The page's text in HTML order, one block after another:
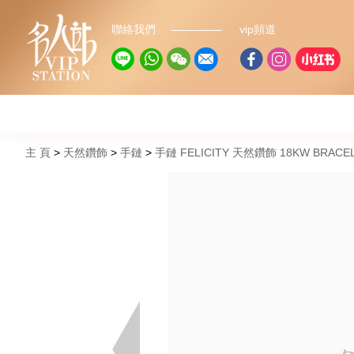
聯絡我們 vip頻道
主 頁 天然鑽飾 手鏈 手鏈 FELICITY 天然鑽飾 18KW